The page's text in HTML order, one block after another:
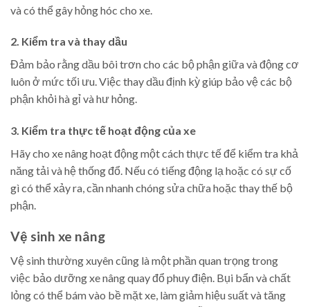
và có thể gây hỏng hóc cho xe.
2. Kiểm tra và thay dầu
Đảm bảo rằng dầu bôi trơn cho các bộ phận giữa và động cơ
luôn ở mức tối ưu. Việc thay dầu định kỳ giúp bảo vệ các bộ
phận khỏi hà gỉ và hư hỏng.
3. Kiểm tra thực tế hoạt động của xe
Hãy cho xe nâng hoạt động một cách thực tế để kiểm tra khả
năng tải và hệ thống đổ. Nếu có tiếng động lạ hoặc có sự cố
gì có thể xảy ra, cần nhanh chóng sửa chữa hoặc thay thế bộ
phận.
Vệ sinh xe nâng
Vệ sinh thường xuyên cũng là một phần quan trọng trong
việc bảo dưỡng xe nâng quay đổ phuy điện. Bụi bẩn và chất
lỏng có thể bám vào bề mặt xe, làm giảm hiệu suất và tăng